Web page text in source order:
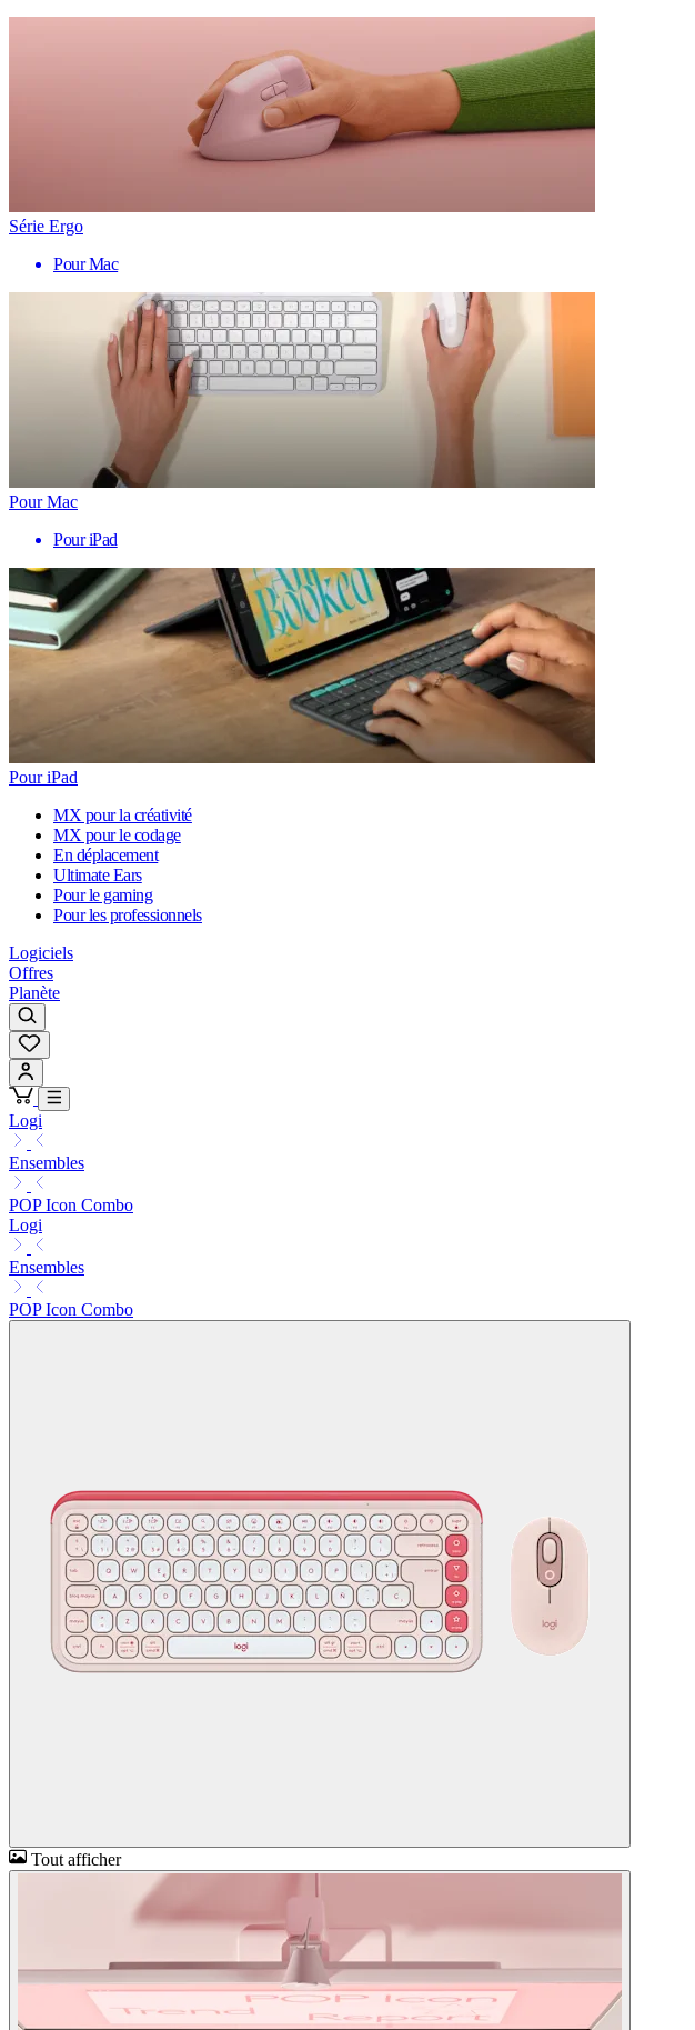
Série Ergo
Pour Mac
Pour Mac
Pour iPad
Pour iPad
MX pour la créativité
MX pour le codage
En déplacement
Ultimate Ears
Pour le gaming
Pour les professionnels
Logiciels
Offres
Planète
Logi
Ensembles
POP Icon Combo
Logi
Ensembles
POP Icon Combo
Tout afficher